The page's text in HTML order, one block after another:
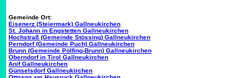
Gemeinde Ort:
Eisenerz (Steiermark) Gallneukirchen
St. Johann in Engstetten Gallneukirchen
Hochstraß (Gemeinde Stössing) Gallneukirchen
Perndorf (Gemeinde Puch) Gallneukirchen
Brunn (Gemeinde Pölfing-Brunn) Gallneukirchen
Oberndorf in Tirol Gallneukirchen
Anif Gallneukirchen
Günselsdorf Gallneukirchen